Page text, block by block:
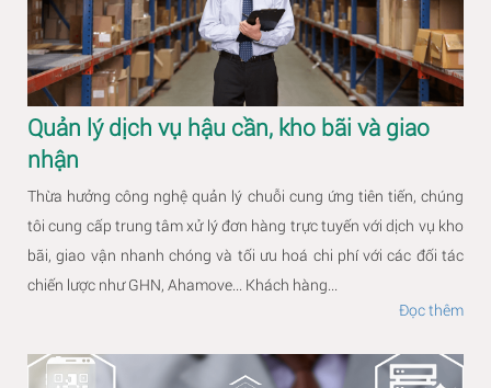
Quản lý dịch vụ hậu cần, kho bãi và giao
nhận
Thừa hưởng công nghệ quản lý chuỗi cung ứng tiên tiến, chúng
tôi cung cấp trung tâm xử lý đơn hàng trực tuyến với dịch vụ kho
bãi, giao vận nhanh chóng và tối ưu hoá chi phí với các đối tác
chiến lược như GHN, Ahamove... Khách hàng...
Đọc thêm